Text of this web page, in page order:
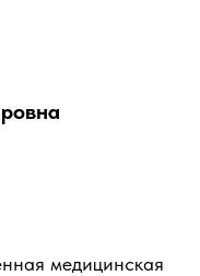
медицинская